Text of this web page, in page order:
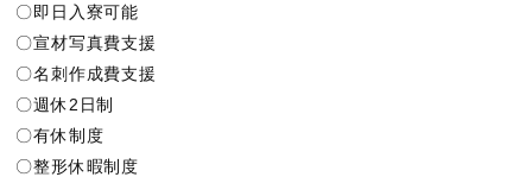
〇即日入寮可能
〇宣材写真費支援
〇名刺作成費支援
〇週休2日制
〇有休制度
〇整形休暇制度